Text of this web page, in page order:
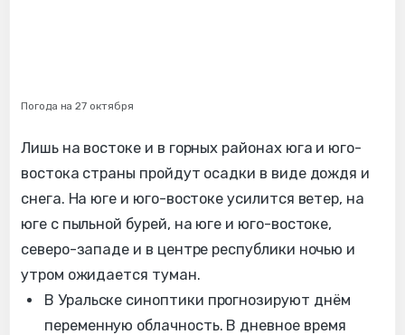
Погода на 27 октября
Лишь на востоке и в горных районах юга и юго-
востока страны пройдут осадки в виде дождя и
снега. На юге и юго-востоке усилится ветер, на
юге с пыльной бурей, на юге и юго-востоке,
северо-западе и в центре республики ночью и
утром ожидается туман.
В Уральске синоптики прогнозируют днём
переменную облачность. В дневное время